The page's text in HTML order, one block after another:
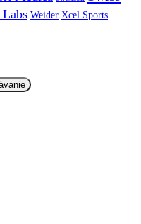
Labs Weider Xcel Sports